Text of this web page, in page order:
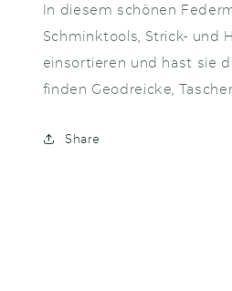
In diesem schönen
Schminktools, Strick- und
einsortieren und hast sie
finden Geodreicke,
Share